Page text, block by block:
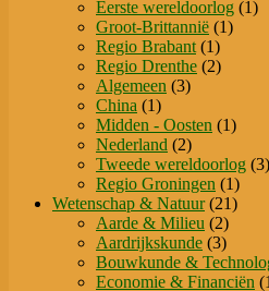
producten
Eerste wereldoorlog 11
Groot-Brittannië 11
Regio Brabant 11
product
Regio Drenthe 22
Algemeen 33
China 11
product
Midden - Oosten 11
Nederland 22
producten
Tweede wereldoorlog 33
Regio Groningen 11
Wetenschap & Natuur 2121
Aarde & Milieu 22
Aardrijkskunde 33
Bouwkunde &
Economie & Financiën 1